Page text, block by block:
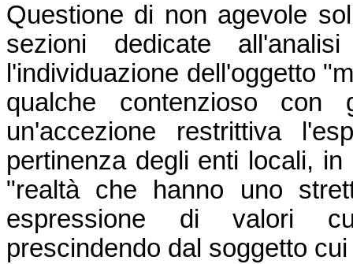
Questione di non agevole
sezioni dedicate
l'individuazione dell'oggetto
qualche contenzioso
un'accezione restrittiva
pertinenza degli enti locali,
"realtà che hanno uno
espressione di valori
prescindendo dal soggetto